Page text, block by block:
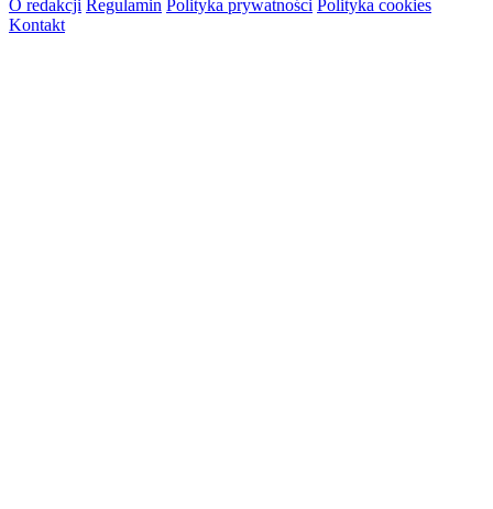
O redakcji Regulamin Polityka prywatności Polityka cookies
Kontakt